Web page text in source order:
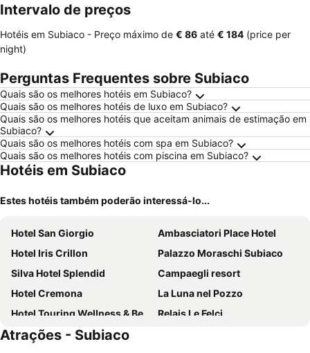
Intervalo de preços
Hotéis em Subiaco - Preço máximo de ‎€ 86 até ‎€ 184 (price per
night)
Perguntas Frequentes sobre Subiaco
Quais são os melhores hotéis em Subiaco?
Quais são os melhores hotéis de luxo em Subiaco?
Quais são os melhores hotéis que aceitam animais de estimação em
Subiaco?
Quais são os melhores hotéis com spa em Subiaco?
Quais são os melhores hotéis com piscina em Subiaco?
Hotéis em Subiaco
Estes hotéis também poderão interessá-lo...
Hotel San Giorgio
Ambasciatori Place Hotel
Hotel Iris Crillon
Palazzo Moraschi Subiaco
Silva Hotel Splendid
Campaegli resort
Hotel Cremona
La Luna nel Pozzo
Hotel Touring Wellness & Beauty
Relais Le Felci
La Quiete
Atrações - Subiaco